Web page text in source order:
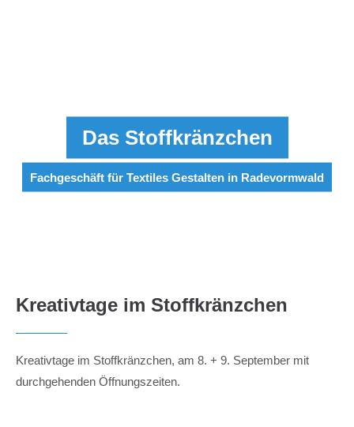
Das Stoffkränzchen
Fachgeschäft für Textiles Gestalten in Radevormwald
Kreativtage im Stoffkränzchen
Kreativtage im Stoffkränzchen, am 8. + 9. September mit
durchgehenden Öffnungszeiten.